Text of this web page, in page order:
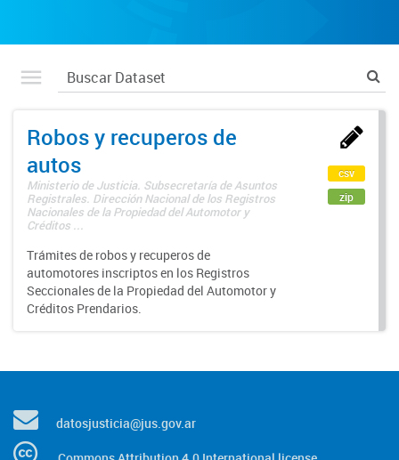
Robos y recuperos de
autos
Ministerio de Justicia. Subsecretaría de Asuntos
Registrales. Dirección Nacional de los Registros
Nacionales de la Propiedad del Automotor y
Créditos ...
Trámites de robos y recuperos de
automotores inscriptos en los Registros
Seccionales de la Propiedad del Automotor y
Créditos Prendarios.
csv
zip
datosjusticia@jus.gov.ar